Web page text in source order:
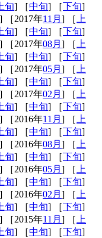
上旬] ［中旬] ［下旬]
] ［2017年11月 ] ［ 上
上旬] ［中旬] ［下旬]
] ［2017年08月 ] ［ 上
上旬] ［中旬] ［下旬]
] ［2017年05月 ] ［ 上
上旬] ［中旬] ［下旬]
] ［2017年02月 ] ［ 上
上旬] ［中旬] ［下旬]
] ［2016年11月 ] ［ 上
上旬] ［中旬] ［下旬]
] ［2016年08月 ] ［ 上
上旬] ［中旬] ［下旬]
] ［2016年05月 ] ［ 上
上旬] ［中旬] ［下旬]
] ［2016年02月 ] ［ 上
上旬] ［中旬] ［下旬]
] ［2015年11月 ] ［ 上
上旬] ［中旬] ［下旬]